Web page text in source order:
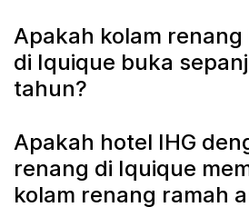
Apakah kolam renang
di Iquique buka
tahun?
Apakah hotel IHG
renang di Iquique
kolam renang ramah